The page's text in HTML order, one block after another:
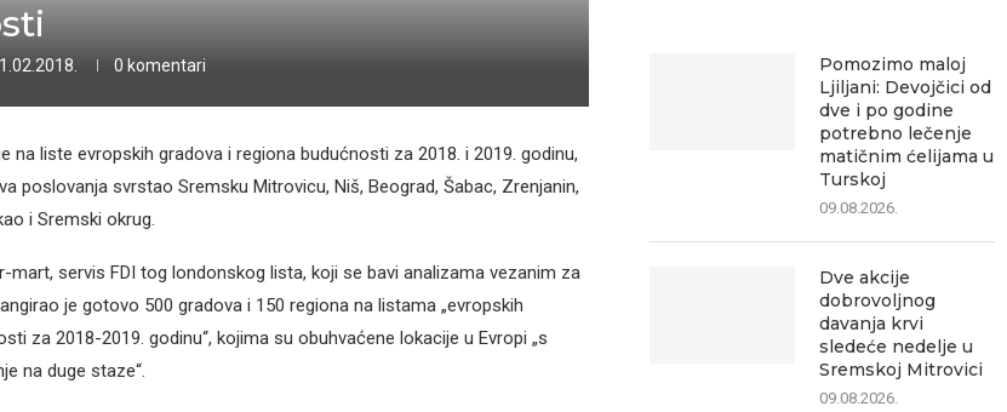
0 komentari
na liste evropskih gradova i regiona budućnosti za 2018. i 2019. godinu,
poslovanja svrstao Sremsku Mitrovicu, Niš, Beograd, Šabac, Zrenjanin,
i Sremski okrug.
mart, servis FDI tog londonskog lista, koji se bavi analizama vezanim za
je gotovo 500 gradova i 150 regiona na listama „evropskih
za 2018-2019. godinu“, kojima su obuhvaćene lokacije u Evropi „s
na duge staze“.
Pomozimo maloj
Ljiljani: Devojčici od
dve i po godine
potrebno lečenje
matičnim ćelijama u
Turskoj
09.08.2026.
Dve akcije
dobrovoljnog
davanja krvi
sledeće nedelje u
Sremskoj Mitrovici
09.08.2026.